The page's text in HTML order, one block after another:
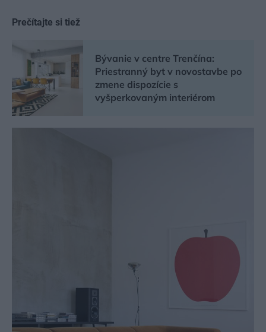
Prečítajte si tiež
Bývanie v centre Trenčína:
Priestranný byt v novostavbe po
zmene dispozície s
vyšperkovaným interiérom